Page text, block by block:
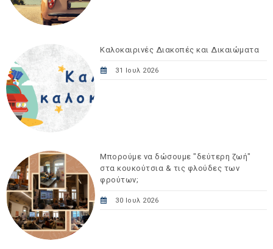
Καλοκαιρινές Διακοπές και Δικαιώματα
31 Ιουλ 2026
Μπορούμε να δώσουμε "δεύτερη ζωή"
στα κουκούτσια & τις φλούδες των
φρούτων;
30 Ιουλ 2026